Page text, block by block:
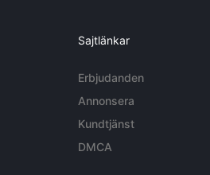
Sajtlänkar
Erbjudanden
Annonsera
Kundtjänst
DMCA